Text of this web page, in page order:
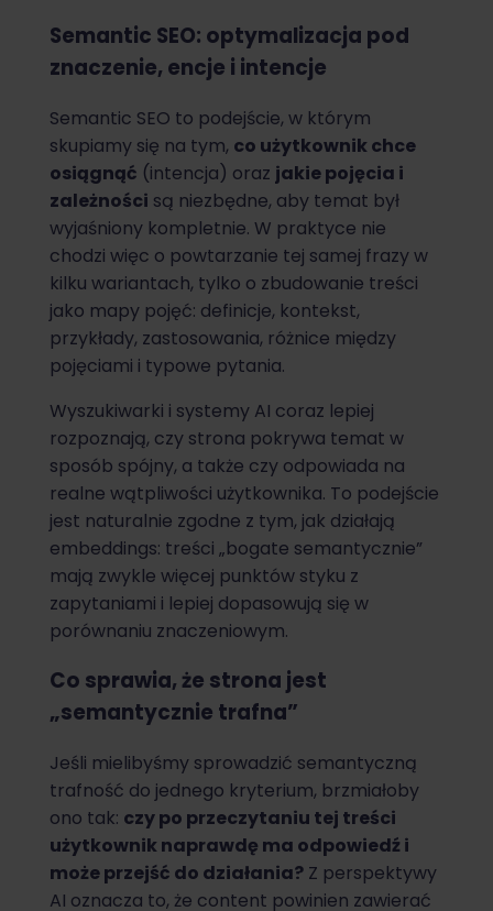
Semantic SEO: optymalizacja pod
znaczenie, encje i intencje
Semantic SEO to podejście, w którym
skupiamy się na tym, co użytkownik chce
osiągnąć (intencja) oraz jakie pojęcia i
zależności są niezbędne, aby temat był
wyjaśniony kompletnie. W praktyce nie
chodzi więc o powtarzanie tej samej frazy w
kilku wariantach, tylko o zbudowanie treści
jako mapy pojęć: definicje, kontekst,
przykłady, zastosowania, różnice między
pojęciami i typowe pytania.
Wyszukiwarki i systemy AI coraz lepiej
rozpoznają, czy strona pokrywa temat w
sposób spójny, a także czy odpowiada na
realne wątpliwości użytkownika. To podejście
jest naturalnie zgodne z tym, jak działają
embeddings: treści „bogate semantycznie”
mają zwykle więcej punktów styku z
zapytaniami i lepiej dopasowują się w
porównaniu znaczeniowym.
Co sprawia, że strona jest
„semantycznie trafna”
Jeśli mielibyśmy sprowadzić semantyczną
trafność do jednego kryterium, brzmiałoby
ono tak: czy po przeczytaniu tej treści
użytkownik naprawdę ma odpowiedź i
może przejść do działania? Z perspektywy
AI oznacza to, że content powinien zawierać